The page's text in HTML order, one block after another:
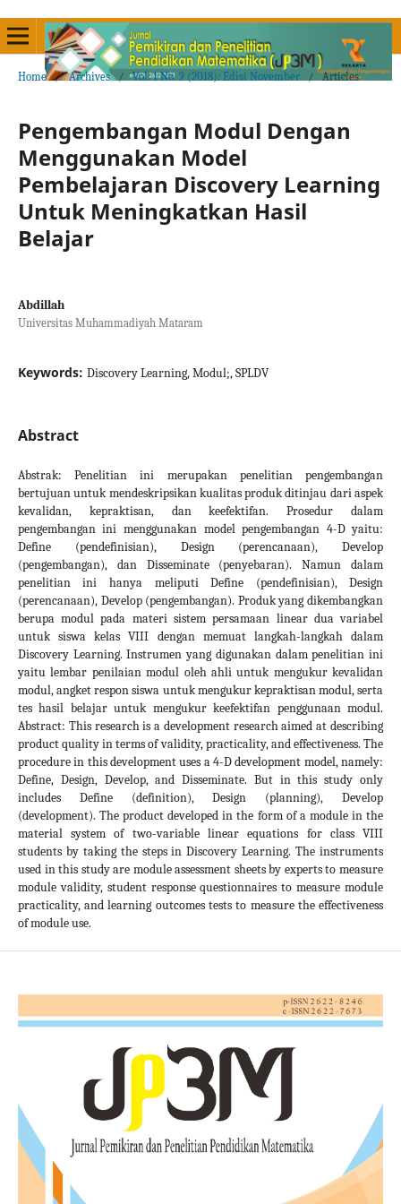
Home / Archives / Vol. 1 No. 2 (2018): Edisi November / Articles
Pengembangan Modul Dengan
Menggunakan Model
Pembelajaran Discovery Learning
Untuk Meningkatkan Hasil
Belajar
Abdillah
Universitas Muhammadiyah Mataram
Keywords: Discovery Learning, Modul;, SPLDV
Abstract
Abstrak: Penelitian ini merupakan penelitian pengembangan
bertujuan untuk mendeskripsikan kualitas produk ditinjau dari aspek
kevalidan, kepraktisan, dan keefektifan. Prosedur dalam
pengembangan ini menggunakan model pengembangan 4-D yaitu:
Define (pendefinisian), Design (perencanaan), Develop
(pengembangan), dan Disseminate (penyebaran). Namun dalam
penelitian ini hanya meliputi Define (pendefinisian), Design
(perencanaan), Develop (pengembangan). Produk yang dikembangkan
berupa modul pada materi sistem persamaan linear dua variabel
untuk siswa kelas VIII dengan memuat langkah-langkah dalam
Discovery Learning. Instrumen yang digunakan dalam penelitian ini
yaitu lembar penilaian modul oleh ahli untuk mengukur kevalidan
modul, angket respon siswa untuk mengukur kepraktisan modul, serta
tes hasil belajar untuk mengukur keefektifan penggunaan modul.
Abstract: This research is a development research aimed at describing
product quality in terms of validity, practicality, and effectiveness. The
procedure in this development uses a 4-D development model, namely:
Define, Design, Develop, and Disseminate. But in this study only
includes Define (definition), Design (planning), Develop
(development). The product developed in the form of a module in the
material system of two-variable linear equations for class VIII
students by taking the steps in Discovery Learning. The instruments
used in this study are module assessment sheets by experts to measure
module validity, student response questionnaires to measure module
practicality, and learning outcomes tests to measure the effectiveness
of module use.